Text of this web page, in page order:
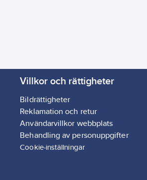
Villkor och rättigheter
Bildrättigheter
Reklamation och retur
Användarvillkor webbplats
Behandling av personuppgifter
Cookie-inställningar